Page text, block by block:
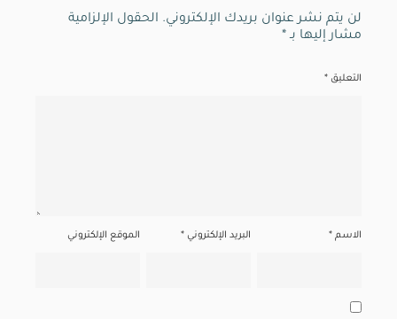
لن يتم نشر عنوان بريدك الإلكتروني. الحقول الإلزامية
مشار إليها بـ*
التعليق *
الاسم * البريد الإلكتروني* الموقع الإلكتروني